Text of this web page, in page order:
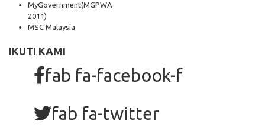
MyGovernment(MGPWA
2011)
MSC Malaysia
IKUTI KAMI
fab fa-facebook-f
fab fa-twitter